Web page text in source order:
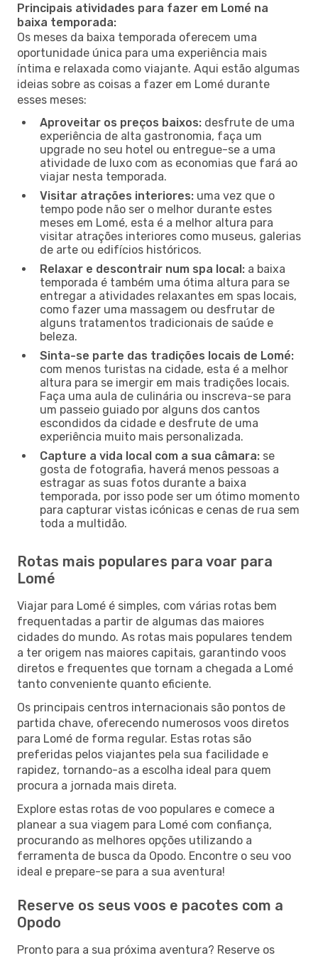
Principais atividades para fazer em Lomé na
baixa temporada:
Os meses da baixa temporada oferecem uma
oportunidade única para uma experiência mais
íntima e relaxada como viajante. Aqui estão algumas
ideias sobre as coisas a fazer em Lomé durante
esses meses:
Aproveitar os preços baixos: desfrute de uma
experiência de alta gastronomia, faça um
upgrade no seu hotel ou entregue-se a uma
atividade de luxo com as economias que fará ao
viajar nesta temporada.
Visitar atrações interiores: uma vez que o
tempo pode não ser o melhor durante estes
meses em Lomé, esta é a melhor altura para
visitar atrações interiores como museus, galerias
de arte ou edifícios históricos.
Relaxar e descontrair num spa local: a baixa
temporada é também uma ótima altura para se
entregar a atividades relaxantes em spas locais,
como fazer uma massagem ou desfrutar de
alguns tratamentos tradicionais de saúde e
beleza.
Sinta-se parte das tradições locais de Lomé:
com menos turistas na cidade, esta é a melhor
altura para se imergir em mais tradições locais.
Faça uma aula de culinária ou inscreva-se para
um passeio guiado por alguns dos cantos
escondidos da cidade e desfrute de uma
experiência muito mais personalizada.
Capture a vida local com a sua câmara: se
gosta de fotografia, haverá menos pessoas a
estragar as suas fotos durante a baixa
temporada, por isso pode ser um ótimo momento
para capturar vistas icónicas e cenas de rua sem
toda a multidão.
Rotas mais populares para voar para
Lomé
Viajar para Lomé é simples, com várias rotas bem
frequentadas a partir de algumas das maiores
cidades do mundo. As rotas mais populares tendem
a ter origem nas maiores capitais, garantindo voos
diretos e frequentes que tornam a chegada a Lomé
tanto conveniente quanto eficiente.
Os principais centros internacionais são pontos de
partida chave, oferecendo numerosos voos diretos
para Lomé de forma regular. Estas rotas são
preferidas pelos viajantes pela sua facilidade e
rapidez, tornando-as a escolha ideal para quem
procura a jornada mais direta.
Explore estas rotas de voo populares e comece a
planear a sua viagem para Lomé com confiança,
procurando as melhores opções utilizando a
ferramenta de busca da Opodo. Encontre o seu voo
ideal e prepare-se para a sua aventura!
Reserve os seus voos e pacotes com a
Opodo
Pronto para a sua próxima aventura? Reserve os